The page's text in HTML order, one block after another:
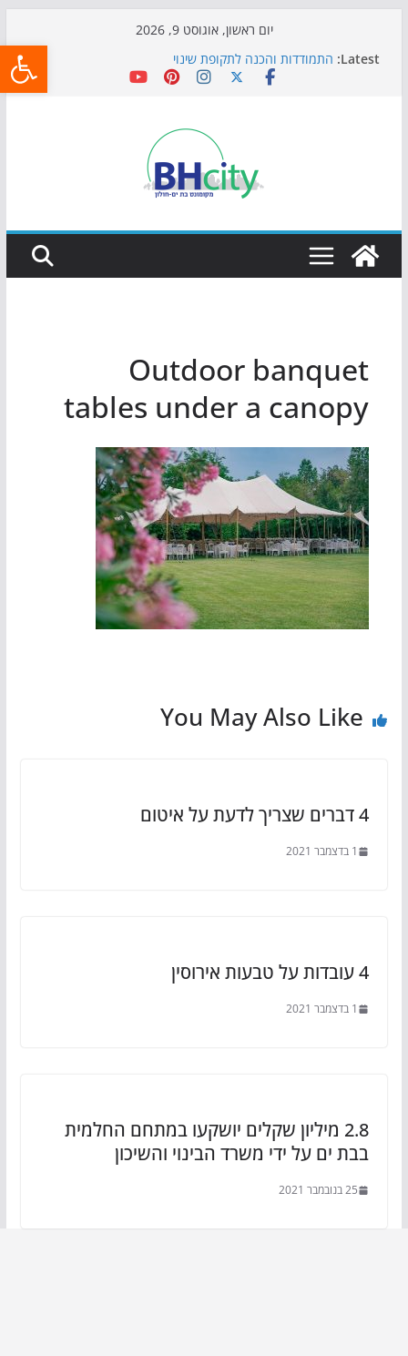
יום ראשון, אוגוסט 9, 2026
Latest: התמודדות והכנה לתקופת שינוי
אי ההרפתקאות ממשיך לכבוש את הגינות: מאות משפחות
כדורגל באווירה מיוחדת: הקרנת גמר המונדיאל בטרמינל
הקיץ של בני הנוער בבת־ים: חוף הריביירה הופך למרחב
בטוח בשעות הערב
Outdoor banquet
tables under a canopy
You May Also Like
4 דברים שצריך לדעת על איטום
1 בדצמבר 2021
4 עובדות על טבעות אירוסין
1 בדצמבר 2021
2.8 מיליון שקלים יושקעו במתחם החלמית
בבת ים על ידי משרד הבינוי והשיכון
25 בנובמבר 2021